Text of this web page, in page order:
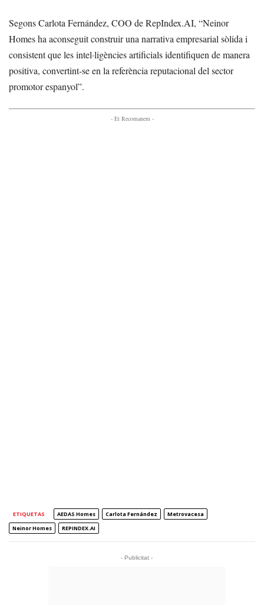
Segons Carlota Fernández, COO de RepIndex.AI, “Neinor
Homes ha aconseguit construir una narrativa empresarial sòlida i
consistent que les intel·ligències artificials identifiquen de manera
positiva, convertint-se en la referència reputacional del sector
promotor espanyol”.
- Et Recomanem -
ETIQUETAS AEDAS Homes Carlota Fernández
Metrovacesa
Neinor Homes
REPINDEX.AI
- Publicitat -